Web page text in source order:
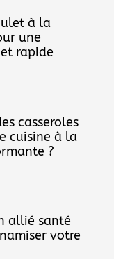
à la
une
rapide
casseroles
cuisine à la
?
allié santé
votre